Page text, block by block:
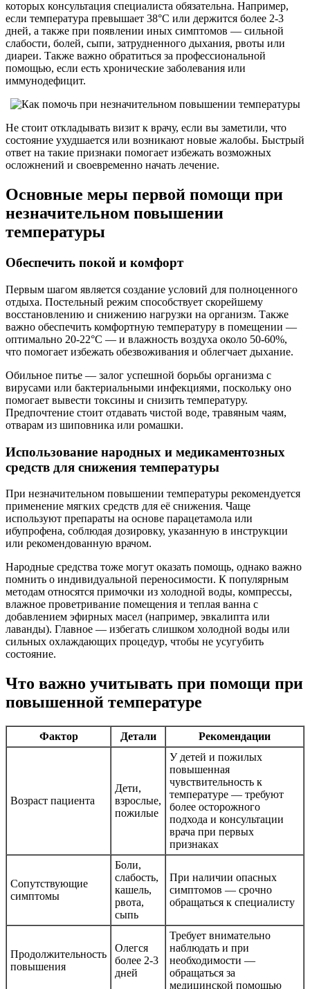
которых консультация специалиста обязательна. Например,
если температура превышает 38°C или держится более 2-3
дней, а также при появлении иных симптомов — сильной
слабости, болей, сыпи, затрудненного дыхания, рвоты или
диареи. Также важно обратиться за профессиональной
помощью, если есть хронические заболевания или
иммунодефицит.
Не стоит откладывать визит к врачу, если вы заметили, что
состояние ухудшается или возникают новые жалобы. Быстрый
ответ на такие признаки помогает избежать возможных
осложнений и своевременно начать лечение.
Основные меры первой помощи при
незначительном повышении
температуры
Обеспечить покой и комфорт
Первым шагом является создание условий для полноценного
отдыха. Постельный режим способствует скорейшему
восстановлению и снижению нагрузки на организм. Также
важно обеспечить комфортную температуру в помещении —
оптимально 20-22°C — и влажность воздуха около 50-60%,
что помогает избежать обезвоживания и облегчает дыхание.
Обильное питье — залог успешной борьбы организма с
вирусами или бактериальными инфекциями, поскольку оно
помогает вывести токсины и снизить температуру.
Предпочтение стоит отдавать чистой воде, травяным чаям,
отварам из шиповника или ромашки.
Использование народных и медикаментозных
средств для снижения температуры
При незначительном повышении температуры рекомендуется
применение мягких средств для её снижения. Чаще
используют препараты на основе парацетамола или
ибупрофена, соблюдая дозировку, указанную в инструкции
или рекомендованную врачом.
Народные средства тоже могут оказать помощь, однако важно
помнить о индивидуальной переносимости. К популярным
методам относятся примочки из холодной воды, компрессы,
влажное проветривание помещения и теплая ванна с
добавлением эфирных масел (например, эвкалипта или
лаванды). Главное — избегать слишком холодной воды или
сильных охлаждающих процедур, чтобы не усугубить
состояние.
Что важно учитывать при помощи при
повышенной температуре
Фактор Детали Рекомендации
Возраст пациента
Дети,
взрослые,
пожилые
У детей и пожилых
повышенная
чувствительность к
температуре — требуют
более осторожного
подхода и консультации
врача при первых
признаках
Сопутствующие
симптомы
Боли,
слабость,
кашель,
рвота,
сыпь
При наличии опасных
симптомов — срочно
обращаться к специалисту
Продолжительность
повышения
Олегся
более 2-3
дней
Требует внимательно
наблюдать и при
необходимости —
обращаться за
медицинской помощью